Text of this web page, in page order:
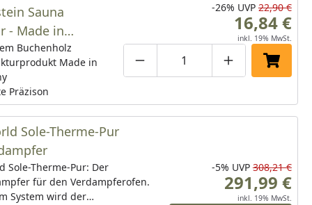
Sauna
- Made in
Buchenholz
Made in
Präzison
Produktmenge um eins
Produktmenge manuell
Produktmenge
In den
-26% UVP 22,90 €
16,84 €
inkl. 19% MwSt.
Sole-Therme-Pur
Sole-Therme-Pur: Der
für den Verdampferofen.
System wird der
-5% UVP 308,21 €
291,99 €
inkl. 19% MwSt.